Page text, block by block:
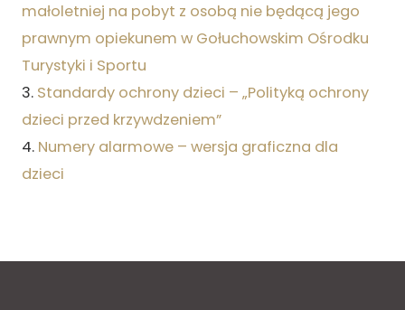
małoletniej na pobyt z osobą nie będącą jego
prawnym opiekunem w Gołuchowskim Ośrodku
Turystyki i Sportu
3. Standardy ochrony dzieci – „Polityką ochrony
dzieci przed krzywdzeniem”
4. Numery alarmowe – wersja graficzna dla
dzieci